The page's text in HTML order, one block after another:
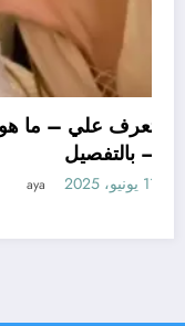
تعرف علي – ما
– بالتفصيل
11 يونيو، 2025 aya